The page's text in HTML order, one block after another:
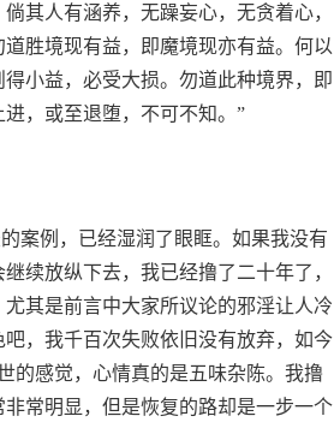
其人有涵养，无躁妄心，无贪着心，
胜境现有益，即魔境现亦有益。何以
小益，必受大损。勿道此种境界，即
，或至退堕，不可不知。”
案例，已经湿润了眼眶。如果我没有
续放纵下去，我已经撸了二十年了，
其是前言中大家所议论的邪淫让人冷
，我千百次失败依旧没有放弃，如今
的感觉，心情真的是五味杂陈。我撸
常明显，但是恢复的路却是一步一个